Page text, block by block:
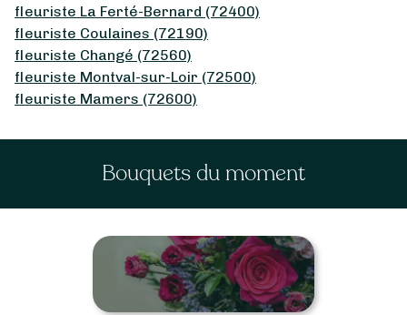
fleuriste La Ferté-Bernard (72400)
fleuriste Coulaines (72190)
fleuriste Changé (72560)
fleuriste Montval-sur-Loir (72500)
fleuriste Mamers (72600)
Bouquets du moment